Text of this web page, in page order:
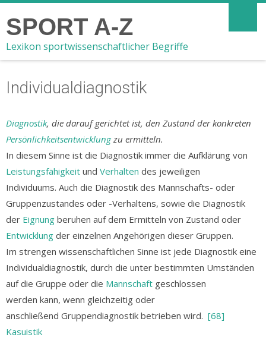
SPORT A-Z
Lexikon sportwissenschaftlicher Begriffe
Individualdiagnostik
Diagnostik, die darauf gerichtet ist, den Zustand der konkreten
Persönlichkeitsentwicklungzu ermitteln.
In diesem Sinne ist die Diagnostik immer die Aufklärung von
Leistungsfähigkeit und Verhalten des jeweiligen
Individuums. Auch die Diagnostik des Mannschafts- oder
Gruppenzustandes oder -Verhaltens, sowie die Diagnostik
der Eignung beruhen auf dem Ermitteln von Zustand oder
Entwicklung der einzelnen Angehörigen dieser Gruppen.
Im strengen wissenschaftlichen Sinne ist jede Diagnostik eine
Individualdiagnostik, durch die unter bestimmten Umständen
auf die Gruppe oder die Mannschaft geschlossen
werden kann, wenn gleichzeitig oder
anschließend Gruppendiagnostik betrieben wird. [68]
Kasuistik